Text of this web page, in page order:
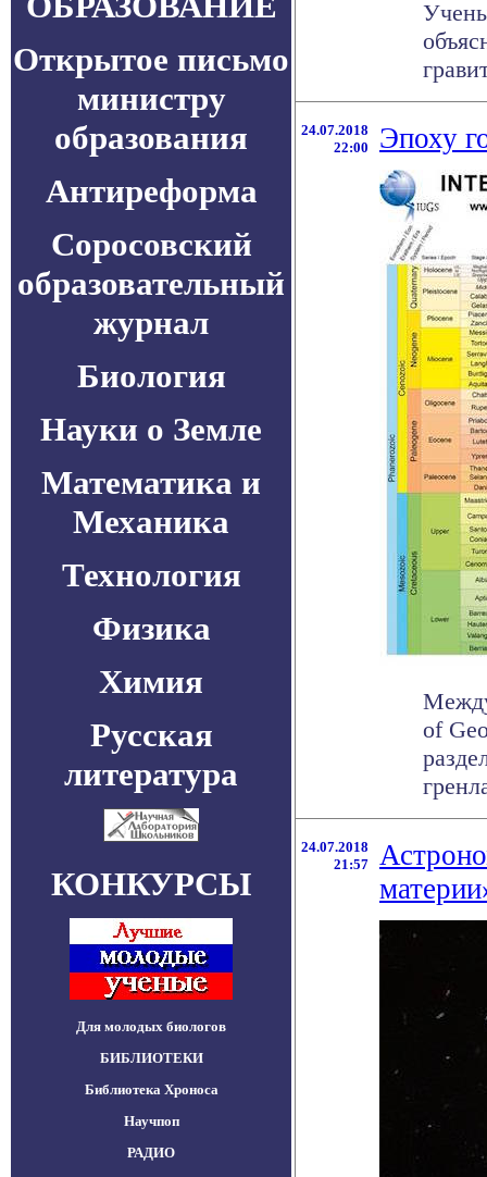
Открытое письмо
министру
образования
Антиреформа
Соросовский
образовательный
журнал
Биология
Науки о Земле
Математика и
Механика
Технология
Физика
Химия
Русская
литература
КОНКУРСЫ
Для молодых биологов
БИБЛИОТЕКИ
Библиотека Хроноса
Научпоп
РАДИО
24.07.2018
22:00
Эпоху
of
24.07.2018
21:57